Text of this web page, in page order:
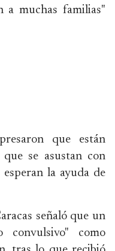
a muchas familias"
que están
se asustan con
la ayuda de
señaló que un
convulsivo" como